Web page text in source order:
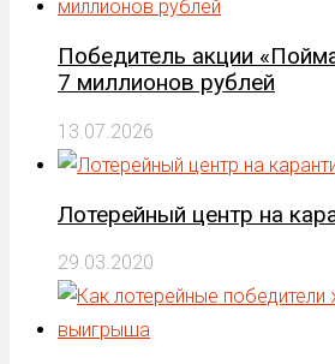
Победитель акции
7 миллионов рублей
13.07.2026
Лотерейный центр на
29.03.2020